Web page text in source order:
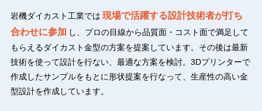
岩機ダイカスト工業では 現場で活躍する設計技術者が打ち
合わせに参加 し、プロの目線から品質面・コスト面で満足して
もらえるダイカスト金型の方案を提案しています。その後は最新
技術を使って設計を行ない、最適な方案を検討。3Dプリンターで
作成したサンプルをもとに形状提案を行なって、生産性の高い金
型設計を作成しています。